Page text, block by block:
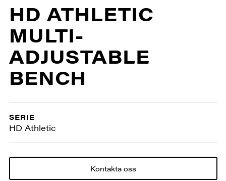
HD ATHLETIC
MULTI-
ADJUSTABLE
BENCH
SERIE
HD Athletic
Kontakta oss